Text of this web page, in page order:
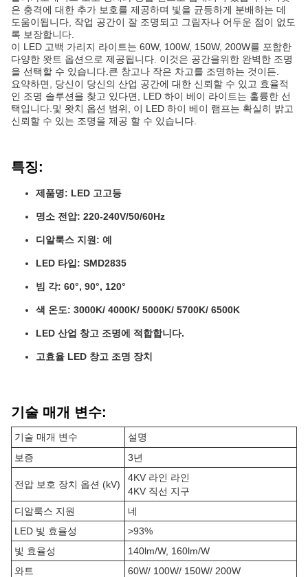
은 충격에 대한 추가 보호를 제공하며 빛을 균등하게 분배하는 데
도움이됩니다, 작업 공간이 잘 조명되고 그림자나 어두운 점이 없도
록 보장합니다.
이 LED 고백 가리지 라이트는 60W, 100W, 150W, 200W를 포함한
다양한 왓트 옵션으로 제공됩니다. 이것은 공간을위한 완벽한 조명
을 선택할 수 있습니다.큰 창고나 작은 차고를 조명하는 것이든.
요약하면, 당신이 당신의 산업 공간에 대한 신뢰할 수 있고 효율적
인 조명 솔루션을 찾고 있다면, LED 하이 베이 라이트는 훌륭한 선
택입니다.및 왓치 옵션 범위, 이 LED 하이 베이 램프는 확실히 밝고
신뢰할 수 있는 조명을 제공 할 수 있습니다.
특징:
제품명: LED 고고등
명소 전압: 220-240V/50/60Hz
디알룩스 지원: 예
LED 타입: SMD2835
빔 각: 60°, 90°, 120°
색 온도: 3000K/ 4000K/ 5000K/ 5700K/ 6500K
LED 산업 창고 조명에 적합합니다.
고효율 LED 창고 조명 장치
기술 매개 변수:
기술 매개 변수
설명
보증
3년
전압 보호 장치 옵션 (kV)
4KV 라인 라인
4KV 직선 지구
디알룩스 지원
네
LED 빛 효율성
>93%
빛 효율성
140lm/W, 160lm/W
와트
60W/ 100W/ 150W/ 200W